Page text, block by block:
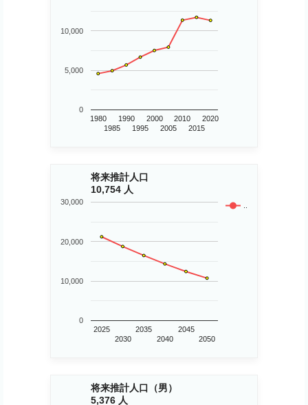
1980
1985
1990
1995
2000
2005
2010
2015
2020
0
5,000
10,000
将来推計人口
10,754 人
..
2025
2030
2035
2040
2045
2050
0
10,000
20,000
30,000
将来推計人口（男）
5,376 人